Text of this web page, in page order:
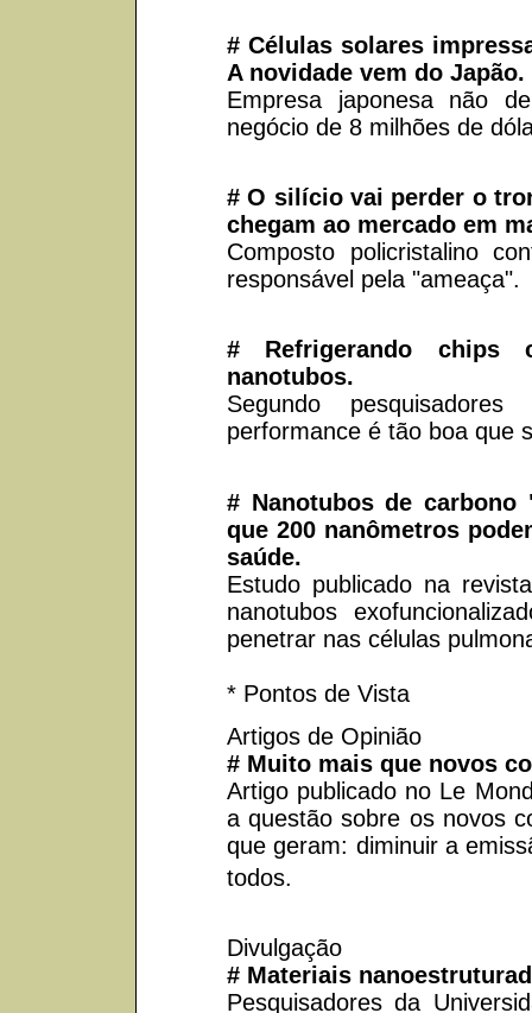
# Células solares
A novidade vem do Japão.
Empresa japonesa não
negócio de 8 milhões de
# O silício vai perder o
chegam ao mercado em
Composto policristalino
responsável pela "ameaça".
# Refrigerando chips
nanotubos.
Segundo
performance é tão boa que
# Nanotubos de carbono
que 200 nanômetros
saúde.
Estudo publicado na
nanotubos
penetrar nas células
* Pontos de Vista
Artigos de Opinião
# Muito mais que novos
Artigo publicado no Le
a questão sobre os novos
que geram: diminuir a
todos.
Divulgação
# Materiais
Pesquisadores da